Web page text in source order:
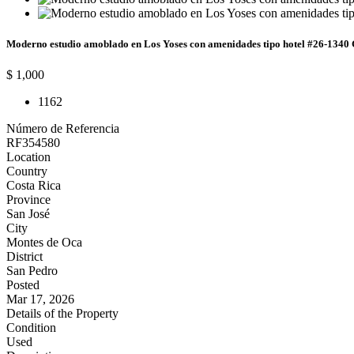
Moderno estudio amoblado en Los Yoses con amenidades tipo hotel #26-1340
$ 1,000
1162
Número de Referencia
RF354580
Location
Country
Costa Rica
Province
San José
City
Montes de Oca
District
San Pedro
Posted
Mar 17, 2026
Details of the Property
Condition
Used